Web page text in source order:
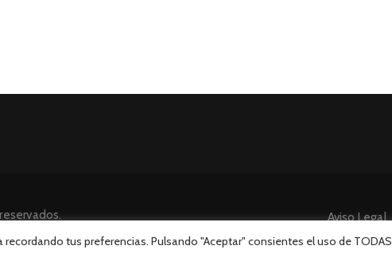
Aviso Legal
tus preferencias. Pulsando "Aceptar" consientes el uso de TODAS